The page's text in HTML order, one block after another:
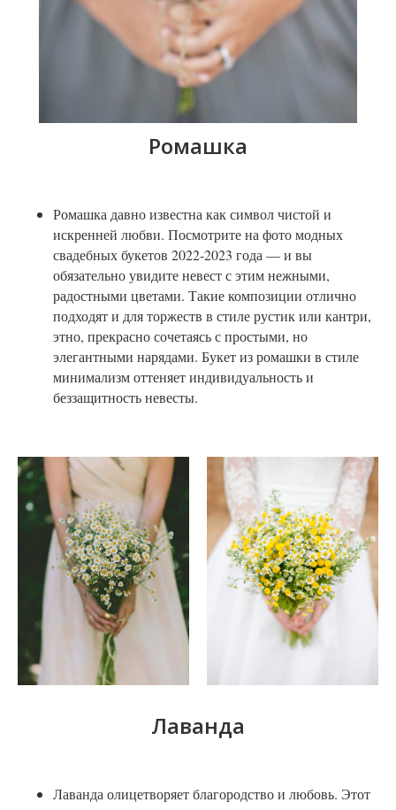
Ромашка
Ромашка давно известна как символ чистой и
искренней любви. Посмотрите на фото модных
свадебных букетов 2022-2023 года — и вы
обязательно увидите невест с этим нежными,
радостными цветами. Такие композиции отлично
подходят и для торжеств в стиле рустик или кантри,
этно, прекрасно сочетаясь с простыми, но
элегантными нарядами. Букет из ромашки в стиле
минимализм оттеняет индивидуальность и
беззащитность невесты.
Лаванда
Лаванда олицетворяет благородство и любовь. Этот